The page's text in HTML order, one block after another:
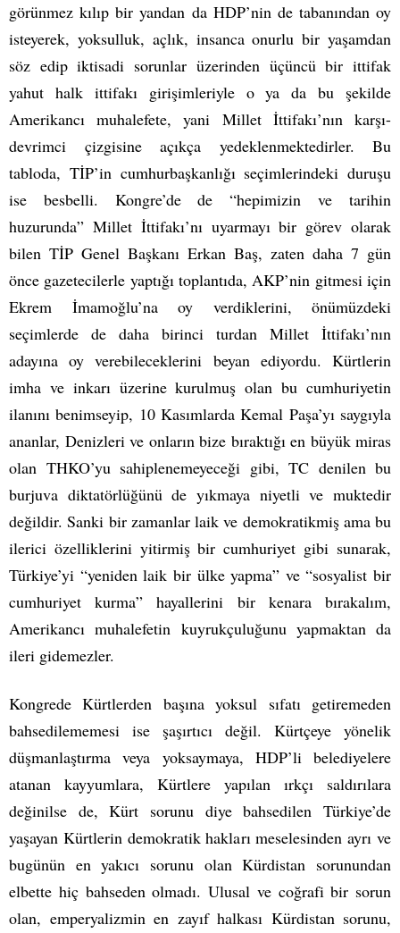
görünmez kılıp bir yandan da HDP’nin de tabanından oy
isteyerek, yoksulluk, açlık, insanca onurlu bir yaşamdan
söz edip iktisadi sorunlar üzerinden üçüncü bir ittifak
yahut halk ittifakı girişimleriyle o ya da bu şekilde
Amerikancı muhalefete, yani Millet İttifakı’nın karşı-
devrimci çizgisine açıkça yedeklenmektedirler. Bu
tabloda, TİP’in cumhurbaşkanlığı seçimlerindeki duruşu
ise besbelli. Kongre’de de “hepimizin ve tarihin
huzurunda” Millet İttifakı’nı uyarmayı bir görev olarak
bilen TİP Genel Başkanı Erkan Baş, zaten daha 7 gün
önce gazetecilerle yaptığı toplantıda, AKP’nin gitmesi için
Ekrem İmamoğlu’na oy verdiklerini, önümüzdeki
seçimlerde de daha birinci turdan Millet İttifakı’nın
adayına oy verebileceklerini beyan ediyordu. Kürtlerin
imha ve inkarı üzerine kurulmuş olan bu cumhuriyetin
ilanını benimseyip, 10 Kasımlarda Kemal Paşa’yı saygıyla
ananlar, Denizleri ve onların bize bıraktığı en büyük miras
olan THKO’yu sahiplenemeyeceği gibi, TC denilen bu
burjuva diktatörlüğünü de yıkmaya niyetli ve muktedir
değildir. Sanki bir zamanlar laik ve demokratikmiş ama bu
ilerici özelliklerini yitirmiş bir cumhuriyet gibi sunarak,
Türkiye’yi “yeniden laik bir ülke yapma” ve “sosyalist bir
cumhuriyet kurma” hayallerini bir kenara bırakalım,
Amerikancı muhalefetin kuyrukçuluğunu yapmaktan da
ileri gidemezler.
Kongrede Kürtlerden başına yoksul sıfatı getiremeden
bahsedilememesi ise şaşırtıcı değil. Kürtçeye yönelik
düşmanlaştırma veya yoksaymaya, HDP’li belediyelere
atanan kayyumlara, Kürtlere yapılan ırkçı saldırılara
değinilse de, Kürt sorunu diye bahsedilen Türkiye’de
yaşayan Kürtlerin demokratik hakları meselesinden ayrı ve
bugünün en yakıcı sorunu olan Kürdistan sorunundan
elbette hiç bahseden olmadı. Ulusal ve coğrafi bir sorun
olan, emperyalizmin en zayıf halkası Kürdistan sorunu,